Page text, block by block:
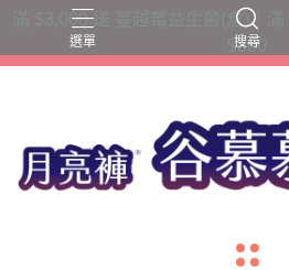
選單 搜尋
三片衛生棉吸收量 六片衛生棉吸
護墊內褲
滿 $3,000 送 蔓越莓益生菌(盒)｜
$300